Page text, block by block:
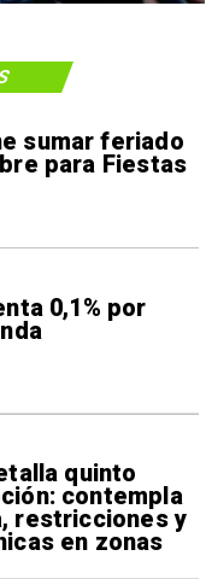
sumar feriado
para Fiestas
0,1% por
quinto
contempla
restricciones y
en zonas